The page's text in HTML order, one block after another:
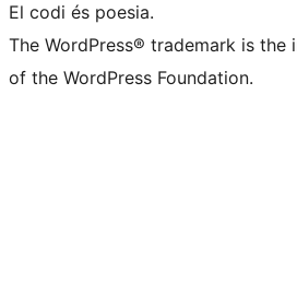
El codi és poesia.
The WordPress® trademark is
of the WordPress Foundation.